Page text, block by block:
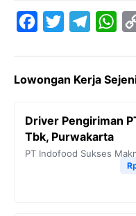
e
o
o
t
e
e
r
a
W
t
A
p
Lowongan Kerja
Driver Pengiriman
Tbk, Purwakarta
PT Indofood Sukses